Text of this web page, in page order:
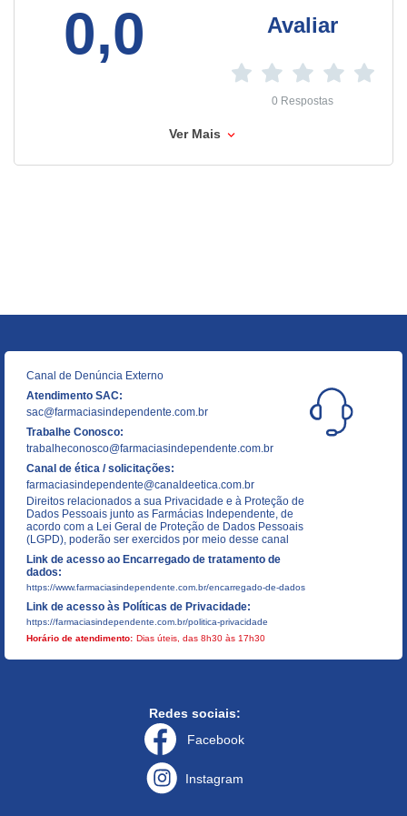
0,0 Avaliar
0 Respostas
Ver Mais
Canal de Denúncia Externo
Atendimento SAC:
sac@farmaciasindependente.com.br
Trabalhe Conosco:
trabalheconosco@farmaciasindependente.com.br
Canal de ética / solicitações:
farmaciasindependente@canaldeetica.com.br
Direitos relacionados a sua Privacidade e à Proteção de
Dados Pessoais junto as Farmácias Independente, de
acordo com a Lei Geral de Proteção de Dados Pessoais
(LGPD), poderão ser exercidos por meio desse canal
Link de acesso ao Encarregado de tratamento de
dados:
https://www.farmaciasindependente.com.br/encarregado-de-dados
Link de acesso às Políticas de Privacidade:
https://farmaciasindependente.com.br/politica-privacidade
Horário de atendimento: Dias úteis, das 8h30 às 17h30
Redes sociais:
Facebook
Instagram